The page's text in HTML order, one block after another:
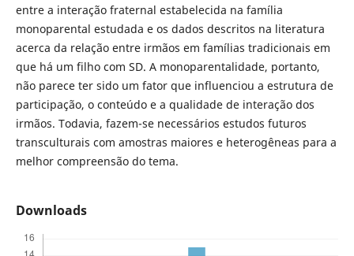
entre a interação fraternal estabelecida na família
monoparental estudada e os dados descritos na literatura
acerca da relação entre irmãos em famílias tradicionais em
que há um filho com SD. A monoparentalidade, portanto,
não parece ter sido um fator que influenciou a estrutura de
participação, o conteúdo e a qualidade de interação dos
irmãos. Todavia, fazem-se necessários estudos futuros
transculturais com amostras maiores e heterogêneas para a
melhor compreensão do tema.
Downloads